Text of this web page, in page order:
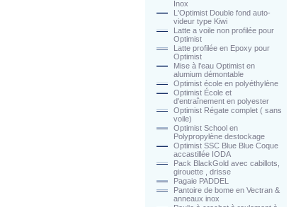
Inox
L'Optimist Double fond auto-
videur type Kiwi
Latte a voile non profilée pour
Optimist
Latte profilée en Epoxy pour
Optimist
Mise à l'eau Optimist en
alumium démontable
Optimist école en polyéthylène
Optimist École et
d'entraînement en polyester
Optimist Régate complet ( sans
voile)
Optimist School en
Polypropylène destockage
Optimist SSC Blue Blue Coque
accastillée IODA
Pack BlackGold avec cabillots,
girouette , drisse
Pagaie PADDEL
Pantoire de bome en Vectran &
anneaux inox